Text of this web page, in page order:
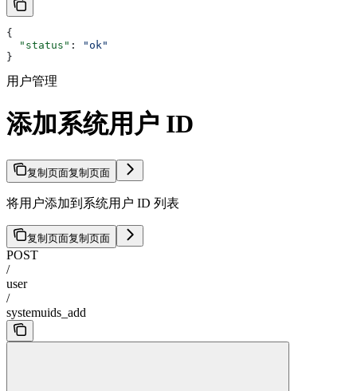
{
  "status"
:
"ok"
}
用户管理
添加系统用户 ID
复制页面复制页面
将用户添加到系统用户 ID 列表
复制页面复制页面
POST
/
user
/
systemuids_add